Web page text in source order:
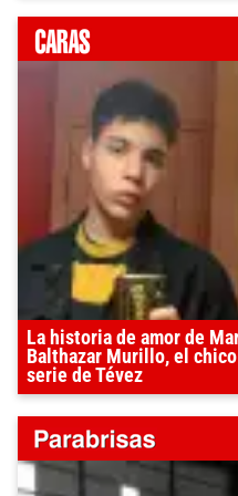
La historia de amor de
Balthazar Murillo, el
serie de Tévez